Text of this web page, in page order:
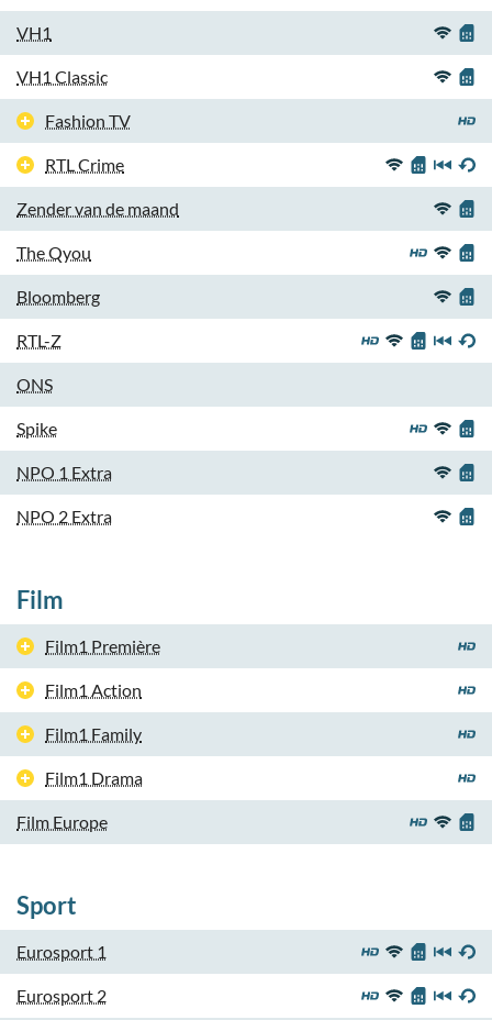
VH1
VH1 Classic
Fashion TV
RTL Crime
Zender van de maand
The Qyou
Bloomberg
RTL-Z
ONS
Spike
NPO 1 Extra
NPO 2 Extra
Film
Film1 Première
Film1 Action
Film1 Family
Film1 Drama
Film Europe
Sport
Eurosport 1
Eurosport 2